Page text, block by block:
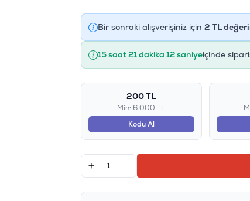
Bir sonraki alışverişiniz için 2 TL
15 saat 21 dakika 12 saniyeiçinde
200 TL
Min: 6.000 TL
Kodu Al